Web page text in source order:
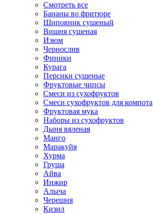
Смотреть все
Бананы во фритюре
Шиповник сушеный
Вишня сушеная
Изюм
Чернослив
Финики
Курага
Персики сушеные
Фруктовые чипсы
Смеси из сухофруктов
Смеси сухофруктов для компота
Фруктовая мука
Наборы из сухофруктов
Дыня вяленая
Манго
Маракуйя
Хурма
Груша
Айва
Инжир
Алыча
Черешня
Кизил